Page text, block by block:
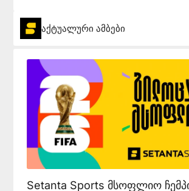
აქტუალური ამბები
Setanta Sports მსოფლიო